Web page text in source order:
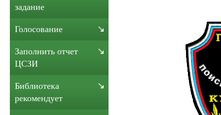
задание
Голосование
Заполнить отчет
ЦСЗИ
Библиотека
рекомендует